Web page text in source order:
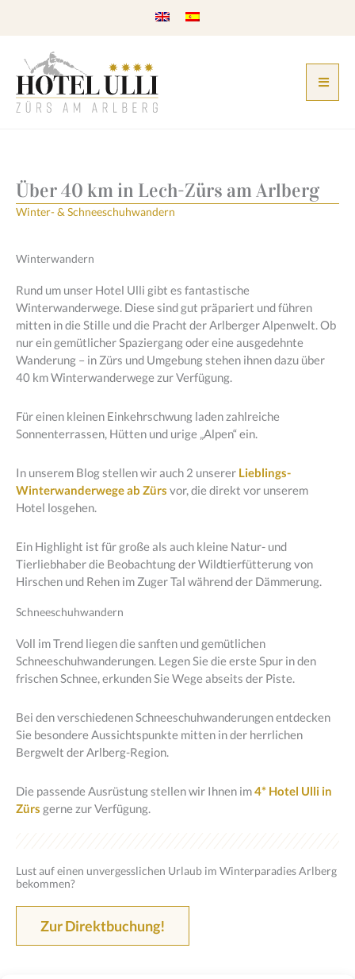
Über 40 km in Lech-Zürs am Arlberg
Winter- & Schneeschuhwandern
Winterwandern
Rund um unser Hotel Ulli gibt es fantastische
Winterwanderwege. Diese sind gut präpariert und führen
mitten in die Stille und die Pracht der Arlberger Alpenwelt. Ob
nur ein gemütlicher Spaziergang oder eine ausgedehnte
Wanderung – in Zürs und Umgebung stehen ihnen dazu über
40 km Winterwanderwege zur Verfügung.
Für einen kleinen Einkehrschwung laden zahlreiche
Sonnenterrassen, Hütten und urige „Alpen“ ein.
In unserem Blog stellen wir auch 2 unserer Lieblings-
Winterwanderwege ab Zürs vor, die direkt vor unserem
Hotel losgehen.
Ein Highlight ist für große als auch kleine Natur- und
Tierliebhaber die Beobachtung der Wildtierfütterung von
Hirschen und Rehen im Zuger Tal während der Dämmerung.
Schneeschuhwandern
Voll im Trend liegen die sanften und gemütlichen
Schneeschuhwanderungen. Legen Sie die erste Spur in den
frischen Schnee, erkunden Sie Wege abseits der Piste.
Bei den verschiedenen Schneeschuhwanderungen entdecken
Sie besondere Aussichtspunkte mitten in der herrlichen
Bergwelt der Arlberg-Region.
Die passende Ausrüstung stellen wir Ihnen im4* Hotel Ulli in
Zürs gerne zur Verfügung.
Lust auf einen unvergesslichen Urlaub im Winterparadies Arlberg
bekommen?
Zur Direktbuchung!